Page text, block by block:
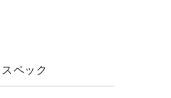
スペック